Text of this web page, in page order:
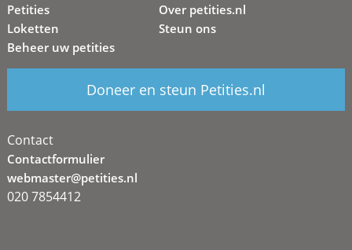
Petities
Loketten
Beheer uw petities
Over petities.nl
Steun ons
Doneer en steun Petities.nl
Contact
Contactformulier
webmaster@petities.nl
020 7854412